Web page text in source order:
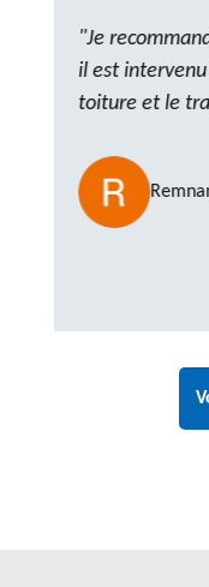
"Je
il est
toiture et le
ponctuel et à
impeccable et
Un artisan de